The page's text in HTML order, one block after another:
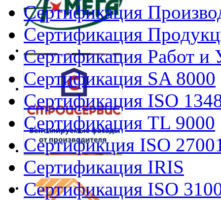
Сертификация
Сертификация
Сертификация Работ и
Сертификация SA 8000
Сертификация ISO
Сертификация TL 9000
Сертификция ISO
Сертификация IRIS
Сертификация ISO